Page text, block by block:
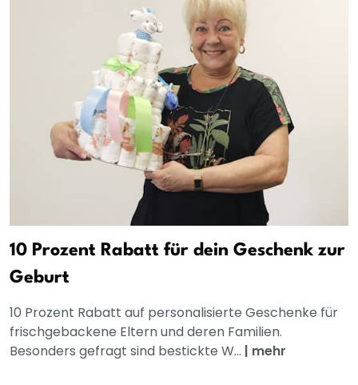
10 Prozent Rabatt für dein Geschenk zur
Geburt
10 Prozent Rabatt auf personalisierte Geschenke für
frischgebackene Eltern und deren Familien.
Besonders gefragt sind bestickte W... | mehr